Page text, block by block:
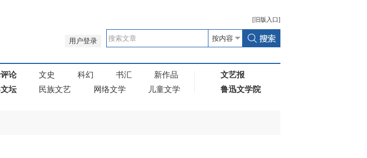
[ 旧版 入口]
用户登录
论 文史 科幻 书汇
新作品
坛
民族文艺 网络文学 儿童文学
文艺报
鲁迅文学院